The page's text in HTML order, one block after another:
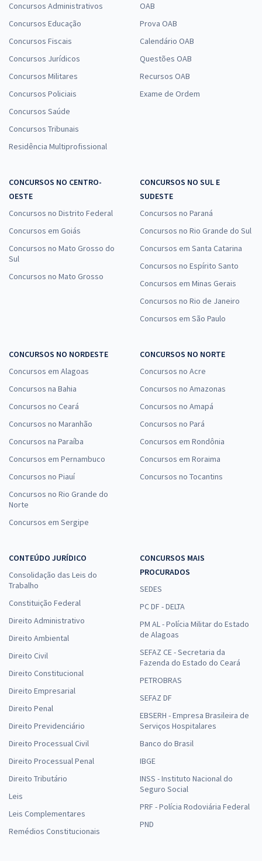
Concursos Administrativos
Concursos Educação
Concursos Fiscais
Concursos Jurídicos
Concursos Militares
Concursos Policiais
Concursos Saúde
Concursos Tribunais
Residência Multiprofissional
OAB
Prova OAB
Calendário OAB
Questões OAB
Recursos OAB
Exame de Ordem
CONCURSOS NO CENTRO-
OESTE
Concursos no Distrito Federal
Concursos em Goiás
Concursos no Mato Grosso do
Sul
Concursos no Mato Grosso
CONCURSOS NO SUL E
SUDESTE
Concursos no Paraná
Concursos no Rio Grande do Sul
Concursos em Santa Catarina
Concursos no Espírito Santo
Concursos em Minas Gerais
Concursos no Rio de Janeiro
Concursos em São Paulo
CONCURSOS NO NORDESTE
Concursos em Alagoas
Concursos na Bahia
Concursos no Ceará
Concursos no Maranhão
Concursos na Paraíba
Concursos em Pernambuco
Concursos no Piauí
Concursos no Rio Grande do
Norte
Concursos em Sergipe
CONCURSOS NO NORTE
Concursos no Acre
Concursos no Amazonas
Concursos no Amapá
Concursos no Pará
Concursos em Rondônia
Concursos em Roraima
Concursos no Tocantins
CONTEÚDO JURÍDICO
Consolidação das Leis do
Trabalho
Constituição Federal
Direito Administrativo
Direito Ambiental
Direito Civil
Direito Constitucional
Direito Empresarial
Direito Penal
Direito Previdenciário
Direito Processual Civil
Direito Processual Penal
Direito Tributário
Leis
Leis Complementares
Remédios Constitucionais
CONCURSOS MAIS
PROCURADOS
SEDES
PC DF - DELTA
PM AL - Polícia Militar do Estado
de Alagoas
SEFAZ CE - Secretaria da
Fazenda do Estado do Ceará
PETROBRAS
SEFAZ DF
EBSERH - Empresa Brasileira de
Serviços Hospitalares
Banco do Brasil
IBGE
INSS - Instituto Nacional do
Seguro Social
PRF - Polícia Rodoviária Federal
PND